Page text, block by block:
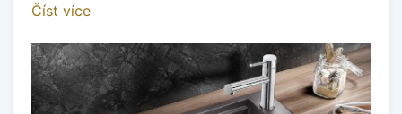
Číst více